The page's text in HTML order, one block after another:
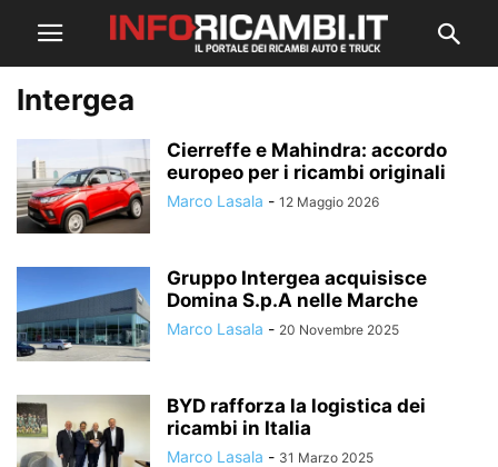
Intergea
Cierreffe e Mahindra: accordo
europeo per i ricambi originali
Marco Lasala - 12 Maggio 2026
Gruppo Intergea acquisisce
Domina S.p.A nelle Marche
Marco Lasala - 20 Novembre 2025
BYD rafforza la logistica dei
ricambi in Italia
Marco Lasala - 31 Marzo 2025